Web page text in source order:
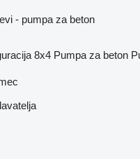
- pumpa za beton
8x4 Pumpa za beton